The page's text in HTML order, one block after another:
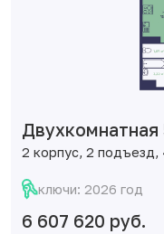
Двухкомнатная
2 корпус, 2
ключи: 2026 год
6 607 620 руб.